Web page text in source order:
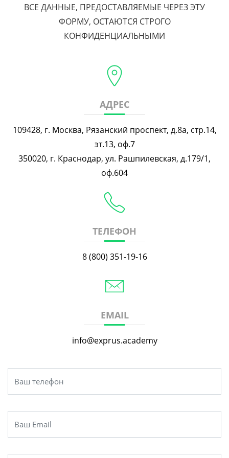
ВСЕ ДАННЫЕ, ПРЕДОСТАВЛЯЕМЫЕ ЧЕРЕЗ ЭТУ
ФОРМУ, ОСТАЮТСЯ СТРОГО
КОНФИДЕНЦИАЛЬНЫМИ
АДРЕС
109428, г. Москва, Рязанский проспект, д.8а, стр.14,
эт.13, оф.7
350020, г. Краснодар, ул. Рашпилевская, д.179/1,
оф.604
ТЕЛЕФОН
8 (800) 351-19-16
EMAIL
info@exprus.academy